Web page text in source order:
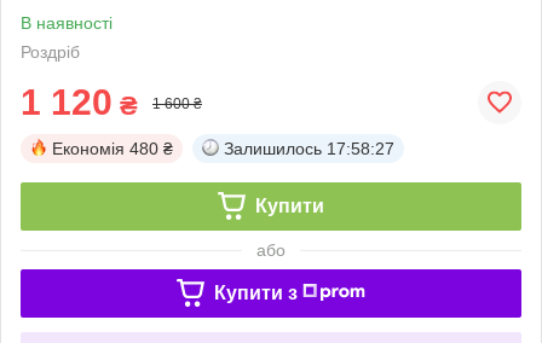
В наявності
Роздріб
1 120 ₴ 1 600 ₴
Економія 480 ₴ Залишилось 17:58:26
Купити
або
Купити з